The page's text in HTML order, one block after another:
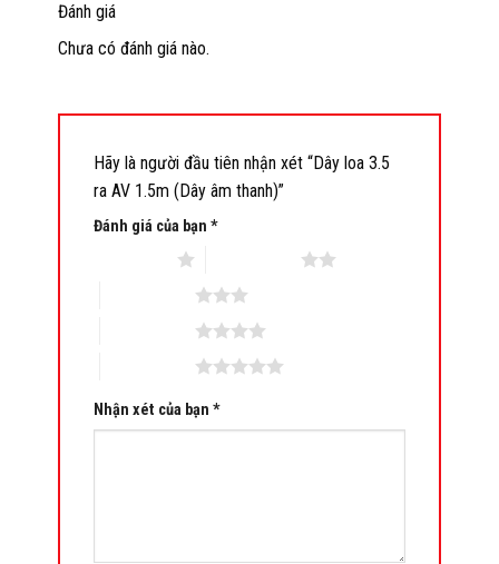
Đánh giá
Chưa có đánh giá nào.
Hãy là người đầu tiên nhận xét “Dây loa 3.5
ra AV 1.5m (Dây âm thanh)”
Đánh giá của bạn *
Nhận xét của bạn *